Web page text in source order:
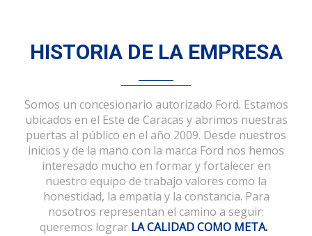
HISTORIA DE LA EMPRESA
Somos un concesionario autorizado Ford. Estamos
ubicados en el Este de Caracas y abrimos nuestras
puertas al público en el año 2009. Desde nuestros
inicios y de la mano con la marca Ford nos hemos
interesado mucho en formar y fortalecer en
nuestro equipo de trabajo valores como la
honestidad, la empatía y la constancia. Para
nosotros representan el camino a seguir:
queremos lograr LA CALIDAD COMO META.